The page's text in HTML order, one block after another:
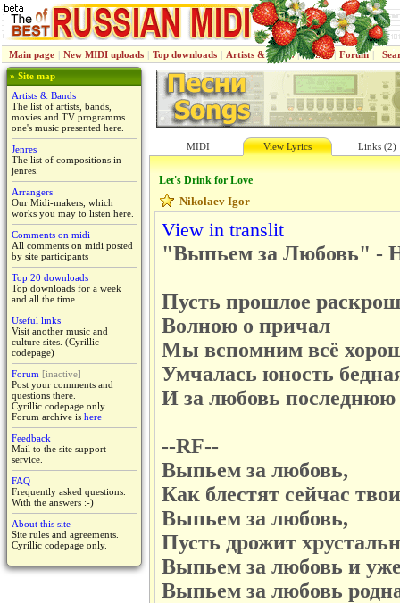
Main page | New MIDI uploads | Top downloads | Artists & Bands | Jenres | Forum |
» Site map
Artists & Bands
The list of artists, bands,
movies and TV programms
one's music presented here.
Jenres
The list of compositions in
jenres.
Arrangers
Our Midi-makers, which
works you may to listen here.
Comments on midi
All comments on midi posted
by site participants
Top 20 downloads
Top downloads for a week
and all the time.
Useful links
Visit another music and
culture sites. (Cyrillic
codepage)
Forum [inactive]
Post your comments and
questions there.
Cyrillic codepage only.
Forum archive is here
Feedback
Mail to the site support
service.
FAQ
Frequently asked questions.
With the answers :-)
About this site
Site rules and agreements.
Cyrillic codepage only.
MIDI View Lyrics Links (2)
Let's Drink for Love
Nikolaev Igor
View in translit
"Выпьем за Любовь" -
Пусть прошлое
Волною о причал
Мы вспомним всё
Умчалась юность
И за любовь
--RF--
Выпьем за любовь,
Как блестят сейчас
Выпьем за любовь,
Пусть дрожит
Выпьем за любовь и
Выпьем за любовь